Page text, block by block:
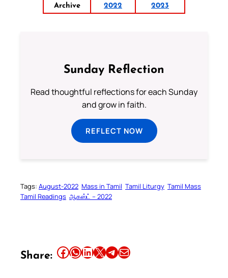
Archive
2022 2023
Sunday Reflection
Read thoughtful reflections for each Sunday
and grow in faith.
REFLECT NOW
Tags: August-2022 Mass in Tamil Tamil Liturgy Tamil Mass
Tamil Readings ஆகஸ்ட் – 2022
Share: Share this article on Facebook Share this article on WhatsApp Share this article on LinkedIn Share this article on X Share this article on TelegramEmail this Article